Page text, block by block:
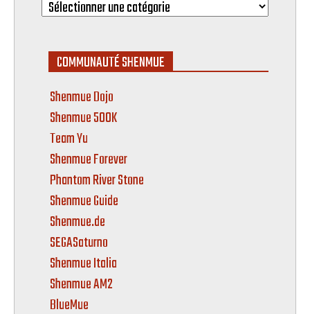
COMMUNAUTÉ SHENMUE
Shenmue Dojo
Shenmue 500K
Team Yu
Shenmue Forever
Phantom River Stone
Shenmue Guide
Shenmue.de
SEGASaturno
Shenmue Italia
Shenmue AM2
BlueMue